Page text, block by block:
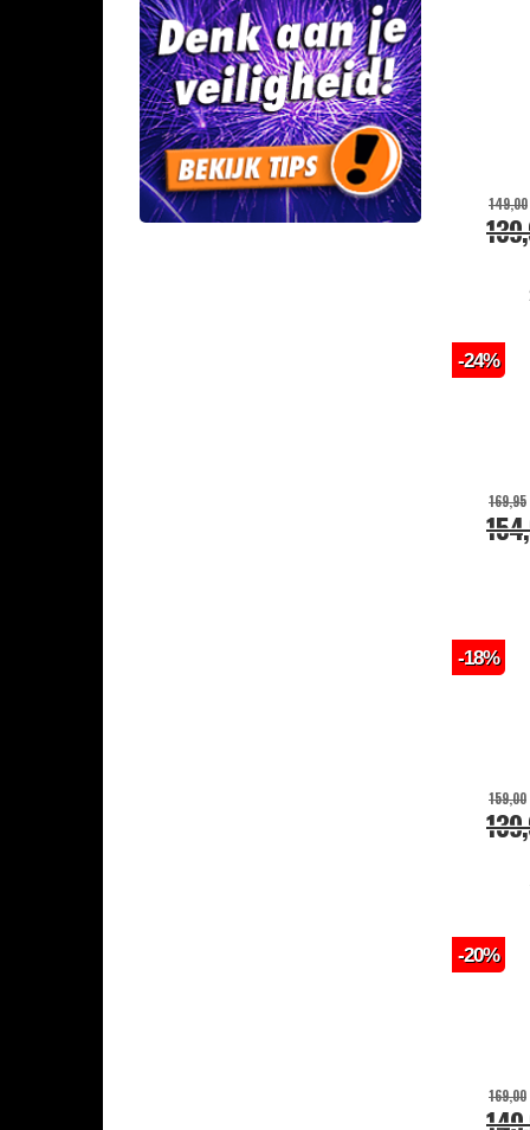
Sierassortimenten
Overig siervuurwerk
Veiligheidsartikelen
Combi Deals
149,00
169,95
-24%
159,00
-18%
169,00
-20%